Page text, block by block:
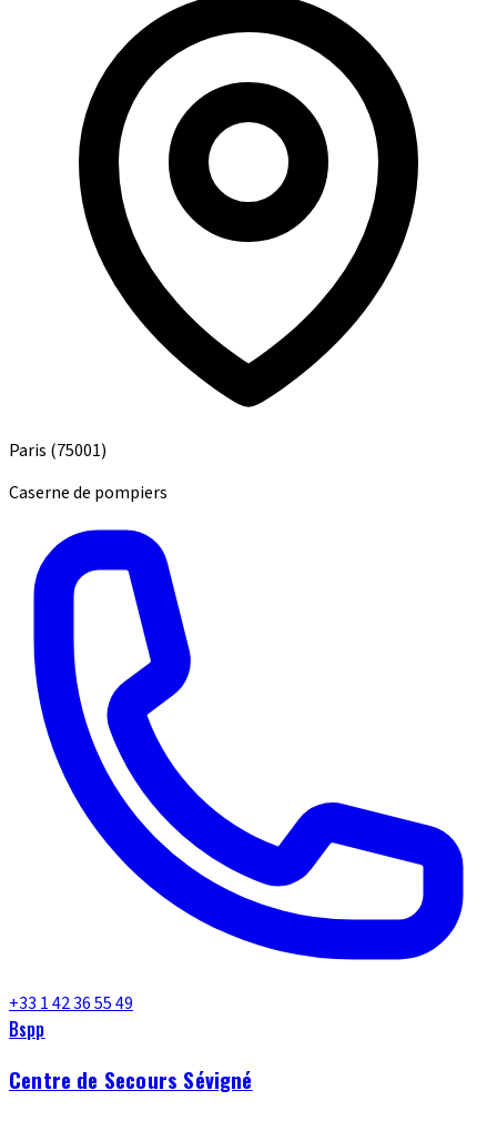
Paris (75001)
Caserne de pompiers
+33 1 42 36 55 49
Bspp
Centre de Secours Sévigné